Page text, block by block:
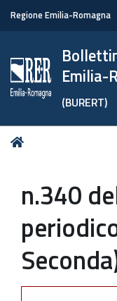
Regione Emilia-Romagna
Emilia-
(BURERT)
Tu
n.340